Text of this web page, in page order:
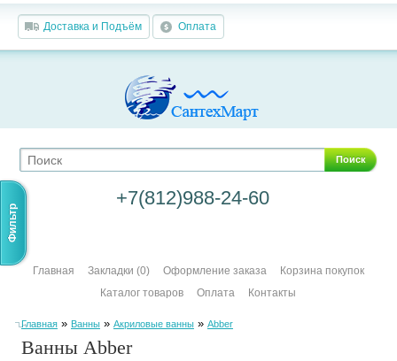
Доставка и Подъём Оплата
Поиск
+7(812)988-24-60
Главная Закладки (0) Оформление заказа
Корзина покупок
Каталог товаров
Оплата Контакты
Главная» Ванны» Акриловые ванны» Abber
Ванны Abber
Фильтр